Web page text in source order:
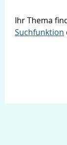
Ihr Thema
Suchfunktion